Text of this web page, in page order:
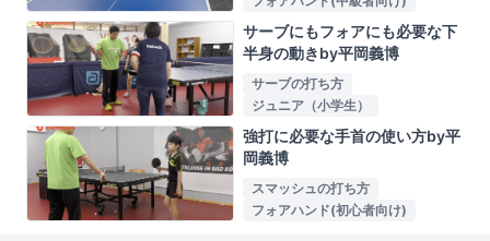
サーブにもフォアにも必要な下
半身の動きby平岡義博
サーブの打ち方
ジュニア（小学生）
強打に必要な手首の使い方by平
岡義博
スマッシュの打ち方
フォアハンド(初心者向け)